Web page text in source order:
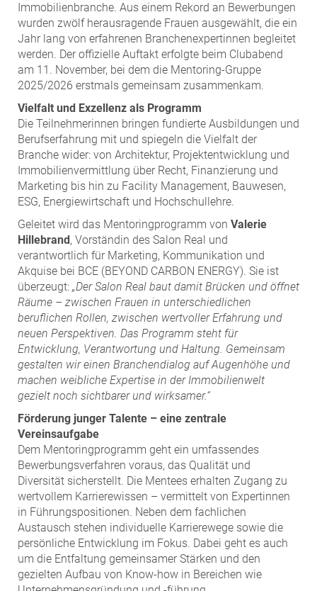
Pressekontakt
Immobilienbranche. Aus einem Rekord an Bewerbungen
wurden zwölf herausragende Frauen ausgewählt, die ein
Jahr lang von erfahrenen Branchenexpertinnen begleitet
werden. Der offizielle Auftakt erfolgte beim Clubabend
am 11. November, bei dem die Mentoring-Gruppe
2025/2026 erstmals gemeinsam zusammenkam.
Vielfalt und Exzellenz als Programm
Die Teilnehmerinnen bringen fundierte Ausbildungen und
Berufserfahrung mit und spiegeln die Vielfalt der
Branche wider: von Architektur, Projektentwicklung und
Immobilienvermittlung über Recht, Finanzierung und
Marketing bis hin zu Facility Management, Bauwesen,
ESG, Energiewirtschaft und Hochschullehre.
Geleitet wird das Mentoringprogramm von Valerie
Hillebrand , Vorständin des Salon Real und
verantwortlich für Marketing, Kommunikation und
Akquise bei BCE (BEYOND CARBON ENERGY). Sie ist
überzeugt: „Der Salon Real baut damit Brücken und öffnet
Räume – zwischen Frauen in unterschiedlichen
beruflichen Rollen, zwischen wertvoller Erfahrung und
neuen Perspektiven. Das Programm steht für
Entwicklung, Verantwortung und Haltung. Gemeinsam
gestalten wir einen Branchendialog auf Augenhöhe und
machen weibliche Expertise in der Immobilienwelt
gezielt noch sichtbarer und wirksamer.“
Förderung junger Talente – eine zentrale
Vereinsaufgabe
Dem Mentoringprogramm geht ein umfassendes
Bewerbungsverfahren voraus, das Qualität und
Diversität sicherstellt. Die Mentees erhalten Zugang zu
wertvollem Karrierewissen – vermittelt von Expertinnen
in Führungspositionen. Neben dem fachlichen
Austausch stehen individuelle Karrierewege sowie die
persönliche Entwicklung im Fokus. Dabei geht es auch
um die Entfaltung gemeinsamer Stärken und den
gezielten Aufbau von Know-how in Bereichen wie